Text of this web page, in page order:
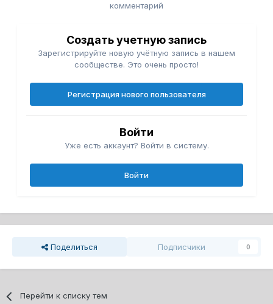
комментарий
Создать учетную запись
Зарегистрируйте новую учётную запись в нашем
сообществе. Это очень просто!
Регистрация нового пользователя
Войти
Уже есть аккаунт? Войти в систему.
Войти
Поделиться Подписчики 0
Перейти к списку тем